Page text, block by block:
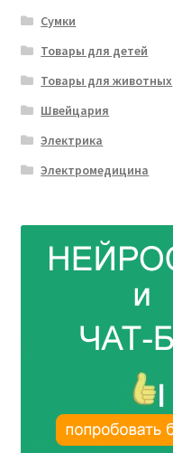
Сумки
Товары для детей
Товары для животных
Швейцария
Электрика
Электромедицина